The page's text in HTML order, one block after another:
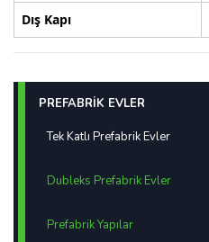
PREFABRİK EVLER
Tek Katlı Prefabrik Evler
Dubleks Prefabrik Evler
Prefabrik Yapılar
Dış Kapı